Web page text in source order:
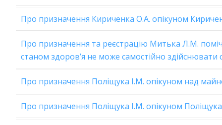
Про призначення Кириченка О.А. опікуном
Про призначення та реєстрацію Митька Л.М.
станом здоров’я не може самостійно здійснювати
Про призначення Поліщука І.М. опікуном над
Про призначення Поліщука І.М. опікуном Поліщука